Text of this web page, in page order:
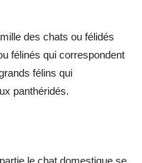
des chats ou félidés
félinés qui correspondent
félins qui
panthéridés.